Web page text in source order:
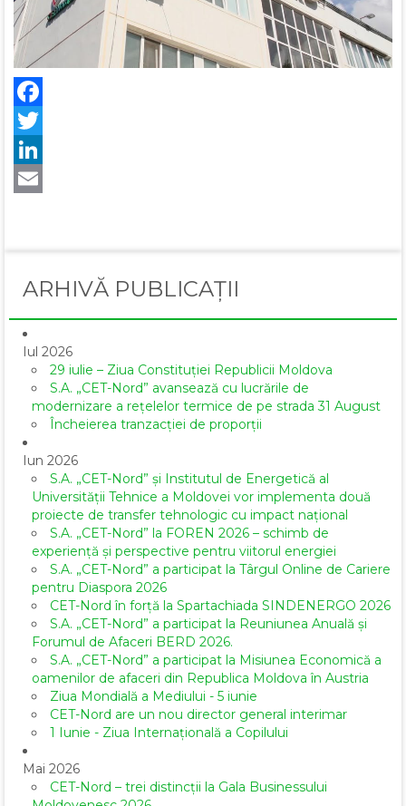
ARHIVĂ PUBLICAȚII
Iul 2026
29 iulie – Ziua Constituției Republicii Moldova
S.A. „CET-Nord” avansează cu lucrările de
modernizare a rețelelor termice de pe strada 31 August
Încheierea tranzacției de proporții
Iun 2026
S.A. „CET-Nord” și Institutul de Energetică al
Universității Tehnice a Moldovei vor implementa două
proiecte de transfer tehnologic cu impact național
S.A. „CET-Nord” la FOREN 2026 – schimb de
experiență și perspective pentru viitorul energiei
S.A. „CET-Nord” a participat la Târgul Online de Cariere
pentru Diaspora 2026
CET-Nord în forță la Spartachiada SINDENERGO 2026
S.A. „CET-Nord” a participat la Reuniunea Anuală și
Forumul de Afaceri BERD 2026.
S.A. „CET-Nord” a participat la Misiunea Economică a
oamenilor de afaceri din Republica Moldova în Austria
Ziua Mondială a Mediului - 5 iunie
CET-Nord are un nou director general interimar
1 Iunie - Ziua Internațională a Copilului
Mai 2026
CET-Nord – trei distincții la Gala Businessului